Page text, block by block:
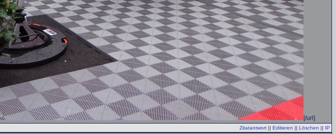
[/url]
Zitatantwort || Editieren || Löschen || IP